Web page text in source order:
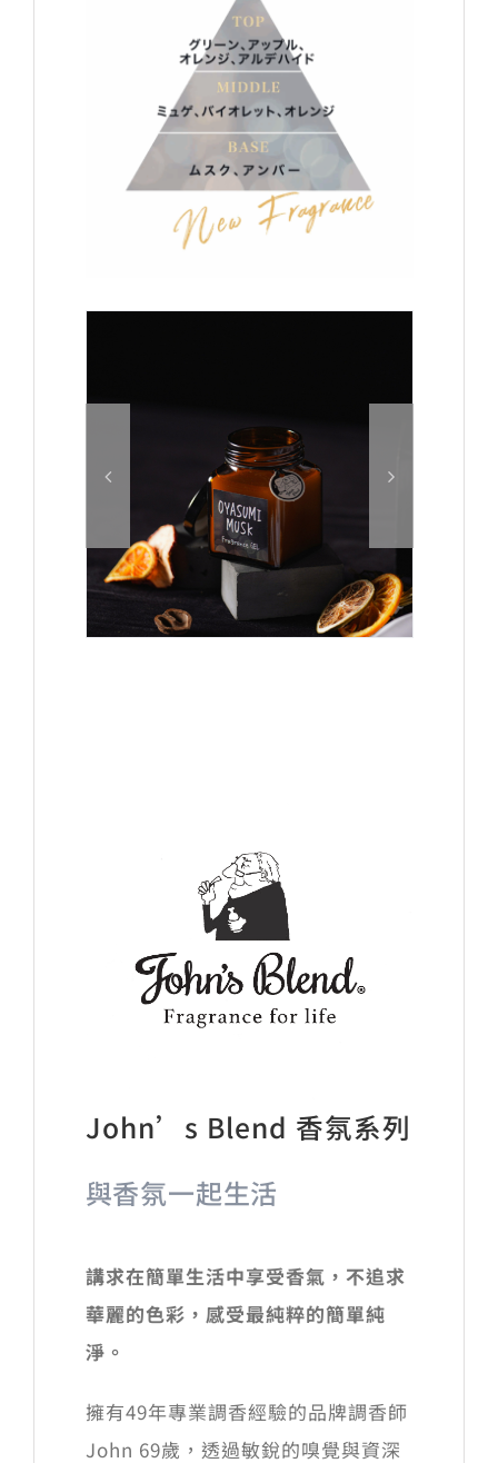
John’s Blend 香氛系列
與香氛一起生活
講求在簡單生活中享受香氣，不追求
華麗的色彩，感受最純粹的簡單純
淨。
擁有49年專業調香經驗的品牌調香師
John 69歲，透過敏銳的嗅覺與資深